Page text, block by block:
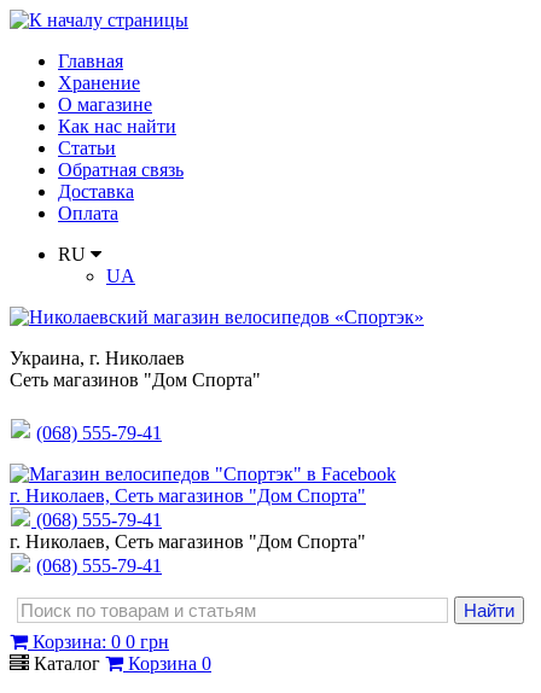
Главная
Хранение
О магазине
Как нас найти
Статьи
Обратная связь
Доставка
Оплата
RU
UA
Украина, г. Николаев
Сеть магазинов "Дом Спорта"
(068) 555-79-41
г. Николаев, Сеть магазинов "Дом Спорта"
(068) 555-79-41
г. Николаев, Сеть магазинов "Дом Спорта"
(068) 555-79-41
Корзина: 0 0 грн
Каталог
Корзина 0